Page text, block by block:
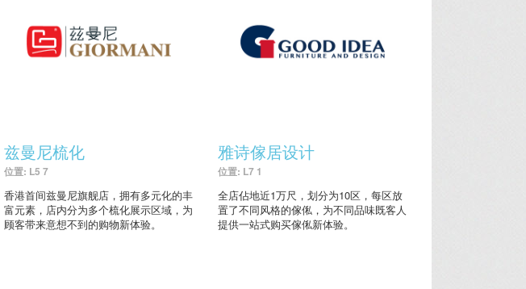
兹曼尼梳化
位置: L5 7
香港首间兹曼尼旗舰店，拥有多元化的丰
富元素，店内分为多个梳化展示区域，为
顾客带来意想不到的购物新体验。
雅诗傢居设计
位置: L7 1
全店佔地近1万尺，划分为10区，每区放
置了不同风格的傢俬，为不同品味既客人
提供一站式购买傢俬新体验。